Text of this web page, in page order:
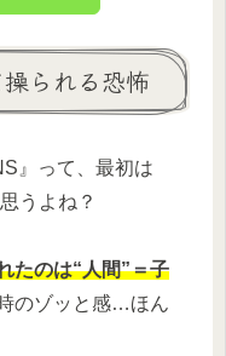
られる恐怖
』って、最初は
うよね？
たのは“人間”＝子
のゾッと感…ほん